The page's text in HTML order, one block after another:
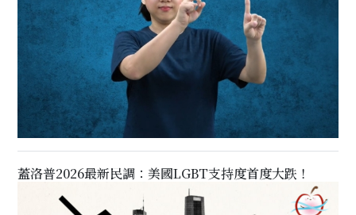
蓋洛普2026最新民調：美國LGBT支持度首度大跌！